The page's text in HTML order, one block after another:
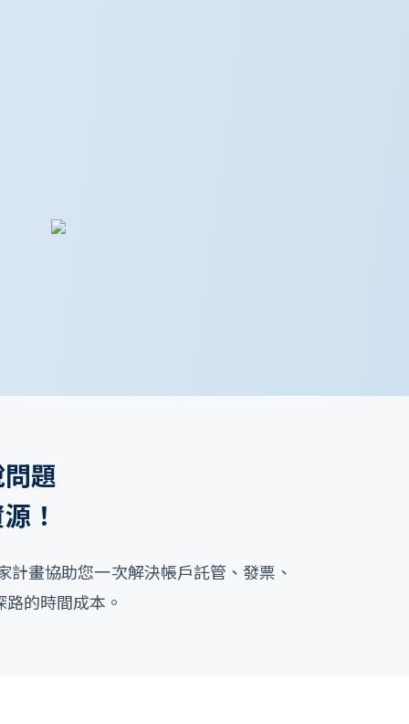
題
！
計畫協助您一次解決帳戶託管、發票、
的時間成本。